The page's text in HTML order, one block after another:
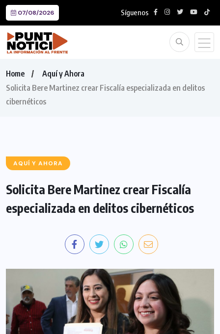
07/08/2026 Síguenos
Home
Aquí y Ahora
Solicita Bere Martinez crear Fiscalía especializada en delitos
cibernéticos
AQUÍ Y AHORA
Solicita Bere Martinez crear Fiscalía
especializada en delitos cibernéticos